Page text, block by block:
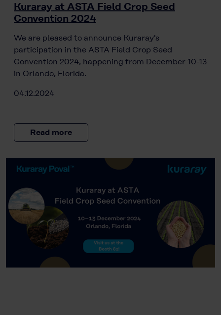
Kuraray at ASTA Field Crop Seed
Convention 2024
We are pleased to announce Kuraray's
participation in the ASTA Field Crop Seed
Convention 2024, happening from December 10-13
in Orlando, Florida.
04.12.2024
Read more